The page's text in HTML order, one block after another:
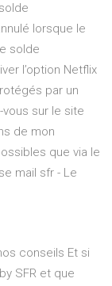
lorsque le
solde
l’option Netflix
par un
sur le site
de mon
que via le
mail sfr - Le
conseils Et si
SFR et que